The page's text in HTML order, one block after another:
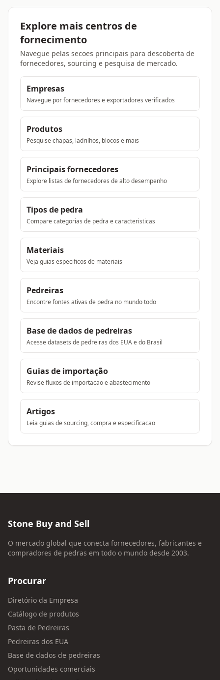
Explore mais centros de
fornecimento
Navegue pelas secoes principais para descoberta de
fornecedores, sourcing e pesquisa de mercado.
Empresas
Navegue por fornecedores e exportadores verificados
Produtos
Pesquise chapas, ladrilhos, blocos e mais
Principais fornecedores
Explore listas de fornecedores de alto desempenho
Tipos de pedra
Compare categorias de pedra e caracteristicas
Materiais
Veja guias especificos de materiais
Pedreiras
Encontre fontes ativas de pedra no mundo todo
Base de dados de pedreiras
Acesse datasets de pedreiras dos EUA e do Brasil
Guias de importação
Revise fluxos de importacao e abastecimento
Artigos
Leia guias de sourcing, compra e especificacao
Stone Buy and Sell
O mercado global que conecta fornecedores, fabricantes e
compradores de pedras em todo o mundo desde 2003.
Procurar
Diretório da Empresa
Catálogo de produtos
Pasta de Pedreiras
Pedreiras dos EUA
Base de dados de pedreiras
Oportunidades comerciais